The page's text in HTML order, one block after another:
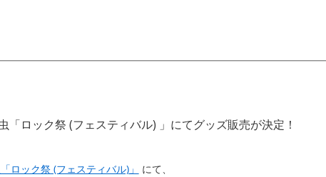
「ロック祭 (フェスティバル) 」にてグッズ販売が決定！
ロック祭 (フェスティバル)」
にて、